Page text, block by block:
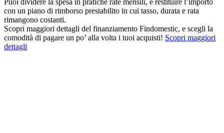
Puoi dividere la spesa in pratiche rate mensili, e restituire l’importo
con un piano di rimborso prestabilito in cui tasso, durata e rata
rimangono costanti.
Scopri maggiori dettagli del finanziamento Findomestic, e scegli la
comodità di pagare un po’ alla volta i tuoi acquisti! Scopri maggiori
dettagli